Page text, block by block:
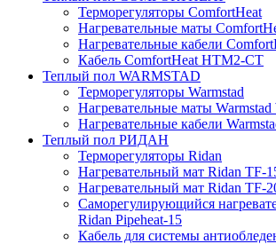
Терморегуляторы ComfortHeat
Нагревательные маты
Нагревательные кабели
Кабель ComfortHeat HTM2-CT
Теплый пол WARMSTAD
Терморегуляторы Warmstad
Нагревательные маты
Нагревательные кабели
Теплый пол РИДАН
Терморегуляторы Ridan
Нагревательный мат Ridan TF-
Нагревательный мат Ridan TF-
Саморегулирующийся
Ridan Pipeheat-15
Кабель для системы